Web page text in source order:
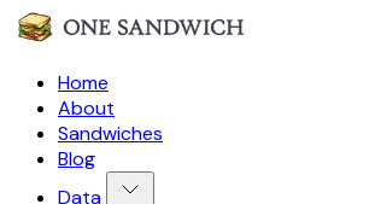
Home
About
Sandwiches
Blog
Data